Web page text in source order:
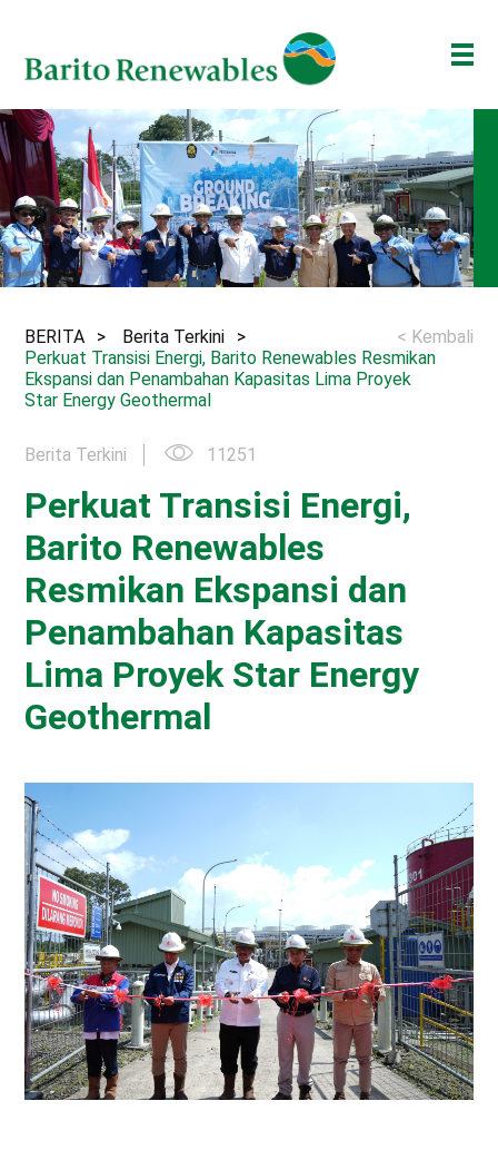
TENTANG KAMI
BISNIS KAMI
INVESTOR
BERITA
BAKTI BARITO
ENG ID
BERITA
Berita Terkini
Perkuat Transisi Energi, Barito Renewables Resmikan
Ekspansi dan Penambahan Kapasitas Lima Proyek
Star Energy Geothermal
< Kembali
Berita Terkini 11251
Perkuat Transisi Energi,
Barito Renewables
Resmikan Ekspansi dan
Penambahan Kapasitas
Lima Proyek Star Energy
Geothermal